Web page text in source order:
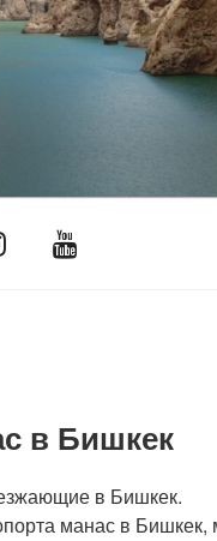
в Бишкек
в Бишкек.
манас в